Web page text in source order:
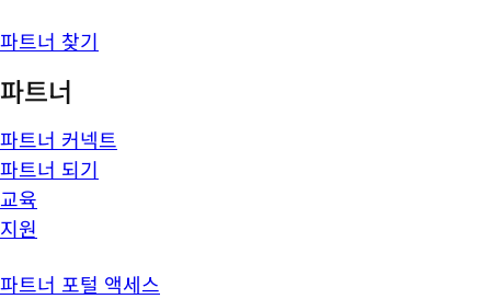
파트너 찾기
파트너
파트너 커넥트
파트너 되기
교육
지원
파트너 포털 액세스